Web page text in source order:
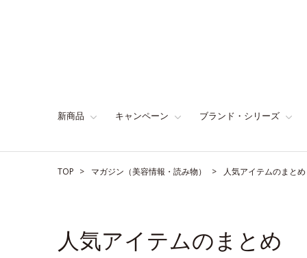
新商品 キャンペーン ブランド・シリーズ
TOP マガジン（美容情報・読み物） 人気アイテムのまとめ
人気アイテムのまとめ